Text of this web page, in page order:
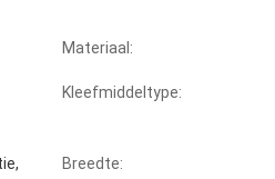
Materiaal:
Kleefmiddeltype:
Breedte: